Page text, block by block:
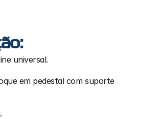
universal.
em pedestal com suporte